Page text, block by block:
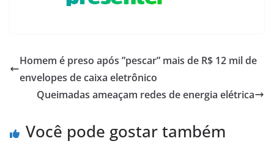
Homem é preso após ”pescar” mais de R$ 12 mil de
envelopes de caixa eletrônico
Queimadas ameaçam redes de energia elétrica
Você pode gostar também